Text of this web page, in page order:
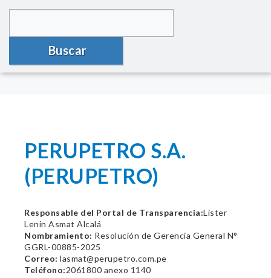
Buscar
PERUPETRO S.A.
(PERUPETRO)
Responsable del Portal de Transparencia:Lister
Lenin Asmat Alcalá
Nombramiento: Resolución de Gerencia General N°
GGRL-00885-2025
Correo: lasmat@perupetro.com.pe
Teléfono:2061800 anexo 1140